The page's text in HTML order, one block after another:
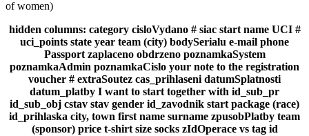
of women)
hidden columns: category cisloVydano # siac start name UCI #
uci_points state year team (city) bodySerialu e-mail phone
Passport zaplaceno obdrzeno poznamkaSystem
poznamkaAdmin poznamkaCislo your note to the registration
voucher # extraSoutez cas_prihlaseni datumSplatnosti
datum_platby I want to start together with id_sub_pr
id_sub_obj cstav stav gender id_zavodnik start package (race)
id_prihlaska city, town first name surname zpusobPlatby team
(sponsor) price t-shirt size socks zIdOperace vs tag id